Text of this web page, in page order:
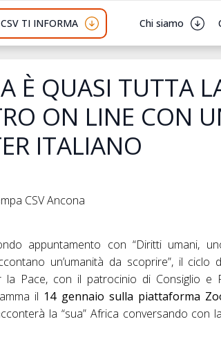
CSV TI INFORMA Chi siamo
È QUASI TUTTA
ON LINE CON
ITALIANO
CSV Ancona
appuntamento con “Diritti umani,
un’umanità da scoprire”, il
la Pace, con il patrocinio di Consiglio
il 14 gennaio sulla piattaforma
la “sua” Africa conversando con